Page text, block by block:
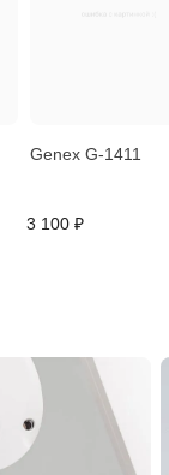
Genex G-1411
3 100 ₽